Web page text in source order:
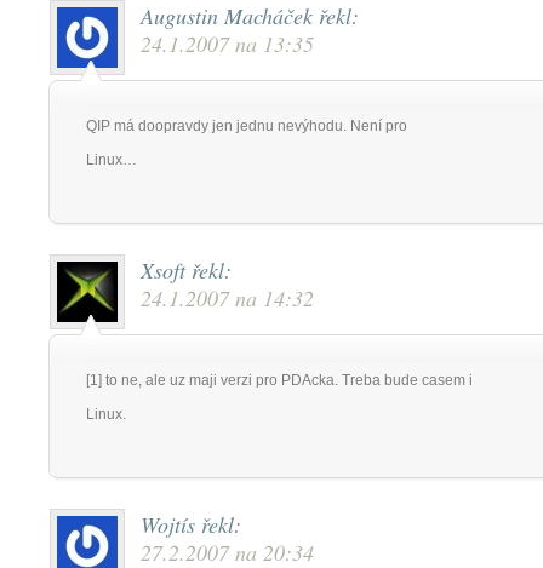
Augustin Macháček řekl:
24.1.2007 na 13:35
QIP má doopravdy jen jednu nevýhodu. Není pro
Linux…
Xsoft řekl:
24.1.2007 na 14:32
[1] to ne, ale uz maji verzi pro PDAcka. Treba bude casem i
Linux.
Wojtís řekl:
27.2.2007 na 20:34